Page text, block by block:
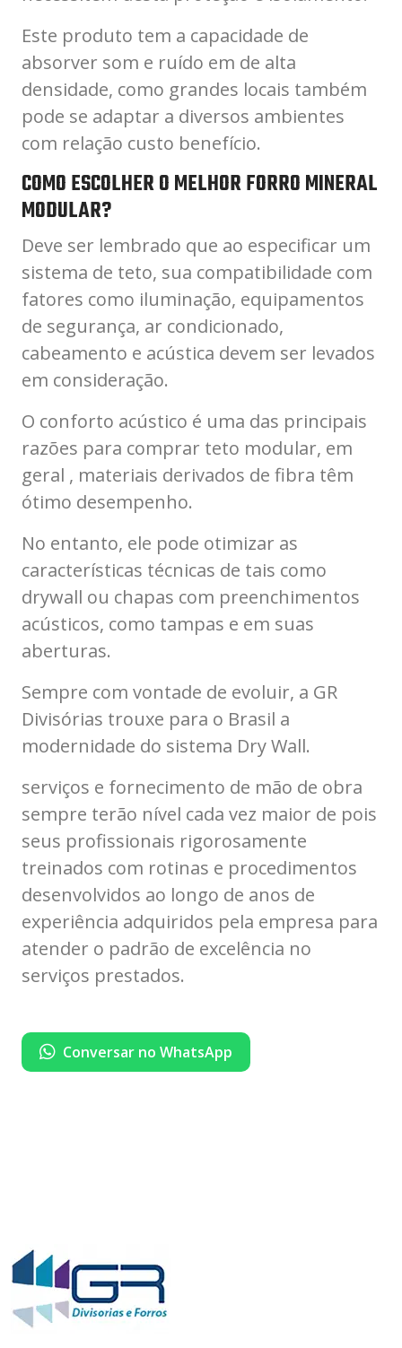
Este produto tem a capacidade de
absorver som e ruído em de alta
densidade, como grandes locais também
pode se adaptar a diversos ambientes
com relação custo benefício.
COMO ESCOLHER O MELHOR FORRO MINERAL
MODULAR?
Deve ser lembrado que ao especificar um
sistema de teto, sua compatibilidade com
fatores como iluminação, equipamentos
de segurança, ar condicionado,
cabeamento e acústica devem ser levados
em consideração.
O conforto acústico é uma das principais
razões para comprar teto modular, em
geral , materiais derivados de fibra têm
ótimo desempenho.
No entanto, ele pode otimizar as
características técnicas de tais como
drywall ou chapas com preenchimentos
acústicos, como tampas e em suas
aberturas.
Sempre com vontade de evoluir, a GR
Divisórias trouxe para o Brasil a
modernidade do sistema Dry Wall.
serviços e fornecimento de mão de obra
sempre terão nível cada vez maior de pois
seus profissionais rigorosamente
treinados com rotinas e procedimentos
desenvolvidos ao longo de anos de
experiência adquiridos pela empresa para
atender o padrão de excelência no
serviços prestados.
Conversar no WhatsApp